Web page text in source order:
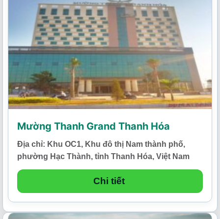
Mường Thanh Grand Thanh Hóa
Địa chỉ: Khu OC1, Khu đô thị Nam thành phố,
phường Hạc Thành, tỉnh Thanh Hóa, Việt Nam
Chi tiết